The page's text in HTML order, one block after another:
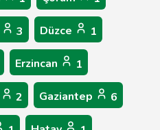
3 Düzce 1
Erzincan 1
2 Gaziantep 6